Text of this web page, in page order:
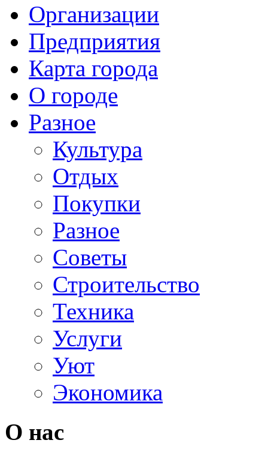
Организации
Предприятия
Карта города
О городе
Разное
Культура
Отдых
Покупки
Разное
Советы
Строительство
Техника
Услуги
Уют
Экономика
О нас